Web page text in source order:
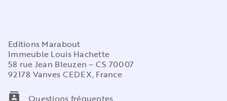
Editions Marabout
Immeuble Louis Hachette
58 rue Jean Bleuzen – CS 70007
92178 Vanves CEDEX, France
contacts